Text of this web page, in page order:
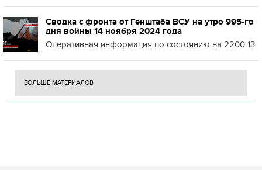
Сводка с фронта от Генштаба ВСУ на утро 995-го
дня войны 14 ноября 2024 года
Оперативная информация по состоянию на 2200 13
БОЛЬШЕ МАТЕРИАЛОВ